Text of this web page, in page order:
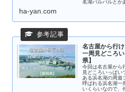
名湖パルパルとか
ha-yan.com
名古屋から行
一周見どころ
県】
今回は名古屋から
見どころいっぱい
ある浜名湖の周遊
呼ばれる浜名湖一
いくらいなので、